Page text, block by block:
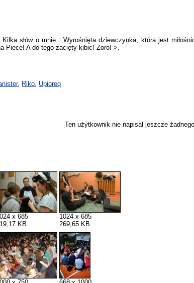
słów o mnie : Wyrośnięta dziewczynka, która jest
Piece! A do tego zacięty kibic! Zoro! >.
, Riko, Upioreq
Ten użytkownik nie napisał jeszcze
x 685
KB
1024 x 685
269,65 KB